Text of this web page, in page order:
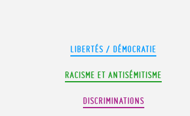
LIBERTÉS / DÉMOCRATIE
RACISME ET ANTISÉMITISME
DISCRIMINATIONS